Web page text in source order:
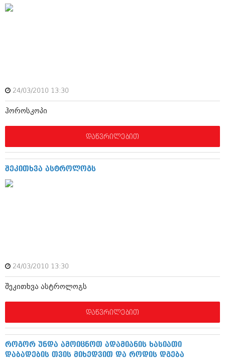
ივნისი 2013 (212)
მაისი 2013 (259)
აპრილი 2013 (304)
თებერვალი 2013 (204)
დეკემბერი 2012 (98)
ოქტომბერი 2012 (350)
იანვარი 2012 (322)
ოქტომბერი 2011 (754)
ივლისი 2011 (400)
ივნისი 2011 (438)
მაისი 2011 (415)
აპრილი 2011 (294)
მარტი 2011 (654)
24/03/2010 13:30
ჰოროსკოპი
დაწვრილებით
შეკითხვა ასტროლოგს
24/03/2010 13:30
შეკითხვა ასტროლოგს
დაწვრილებით
როგორ უნდა ამოიცნოთ ადამიანის ხასიათი
დაბადების თვის მიხედვით და როდის დგება